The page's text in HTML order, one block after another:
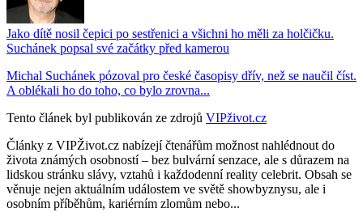
Jako dítě nosil čepici po sestřenici a všichni ho měli za holčičku.
Suchánek popsal své začátky před kamerou
Michal Suchánek pózoval pro české časopisy dřív, než se naučil číst.
A oblékali ho do toho, co bylo zrovna...
Tento článek byl publikován ze zdrojů VIPživot.cz
Články z VIPŽivot.cz nabízejí čtenářům možnost nahlédnout do
života známých osobností – bez bulvární senzace, ale s důrazem na
lidskou stránku slávy, vztahů i každodenní reality celebrit. Obsah se
věnuje nejen aktuálním událostem ve světě showbyznysu, ale i
osobním příběhům, kariérním zlomům nebo...